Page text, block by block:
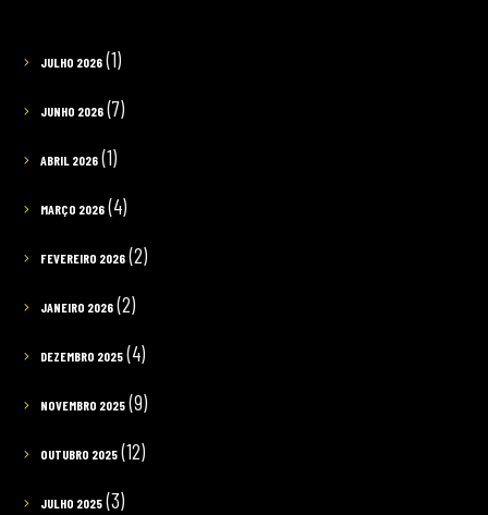
JULHO 2026(1)
JUNHO 2026(7)
ABRIL 2026(1)
MARÇO 2026(4)
FEVEREIRO 2026(2)
JANEIRO 2026(2)
DEZEMBRO 2025(4)
NOVEMBRO 2025(9)
OUTUBRO 2025(12)
JULHO 2025(3)